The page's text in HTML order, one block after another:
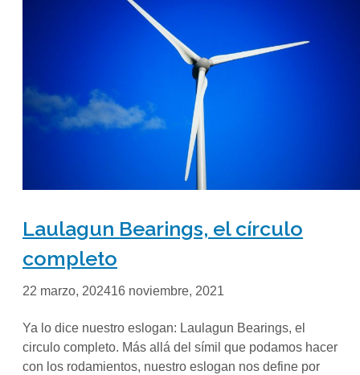
Laulagun Bearings, el círculo
completo
22 marzo, 202416 noviembre, 2021
Ya lo dice nuestro eslogan: Laulagun Bearings, el
circulo completo. Más allá del símil que podamos hacer
con los rodamientos, nuestro eslogan nos define por